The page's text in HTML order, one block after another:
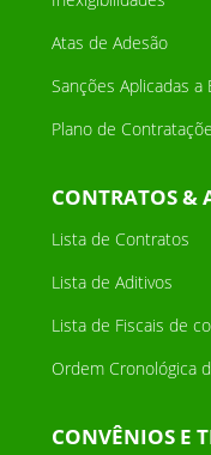
Atas de Adesão
Sanções Aplicadas a
Plano de
CONTRATOS &
Lista de Contratos
Lista de Aditivos
Lista de Fiscais de
Ordem Cronológica
CONVÊNIOS E